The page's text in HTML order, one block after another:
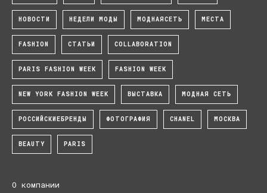
НОВОСТИ НЕДЕЛИ МОДЫ МОДНАЯСЕТЬ МЕСТА
FASHION СТАТЬИ COLLABORATION
PARIS FASHION WEEK FASHION WEEK
NEW YORK FASHION WEEK ВЫСТАВКА МОДНАЯ СЕТЬ
РОССИЙСКИЕБРЕНДЫ ФОТОГРАФИЯ CHANEL МОСКВА
BEAUTY PARIS
О компании